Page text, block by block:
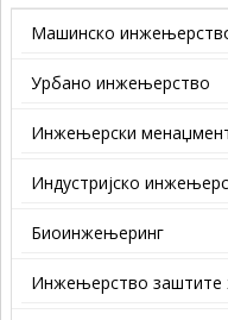
Машинско
Урбано инжењерство
Инжењерски
Индустријско
Биоинжењеринг
Инжењерство заштите